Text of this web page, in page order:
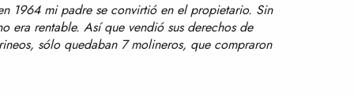
1964 mi padre se convirtió en el propietario. Sin
era rentable. Así que vendió sus derechos de
sólo quedaban 7 molineros, que compraron